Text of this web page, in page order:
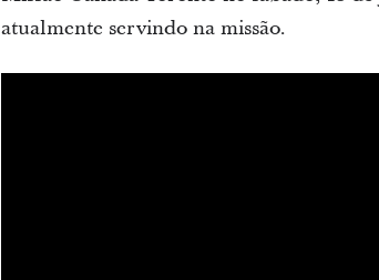
atualmente servindo na missão.